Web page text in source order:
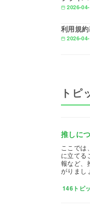
2026-
2026-
利用規
トピ
推しに
ここでは
に立てる
報など、
がりまし
146トピ